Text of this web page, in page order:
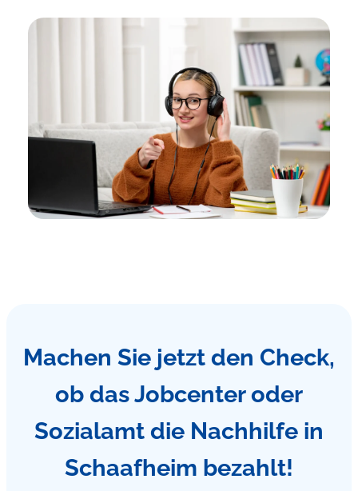
Machen Sie jetzt den Check,
ob das Jobcenter oder
Sozialamt die Nachhilfe in
Schaafheim bezahlt!